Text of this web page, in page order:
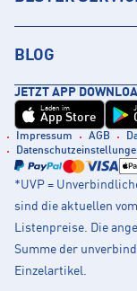
BLOG
JETZT APP
Laden im
App Store
Impressum AGB
*UVP =
sind die aktuellen
Listenpreise. Die
Summe der
Einzelartikel.